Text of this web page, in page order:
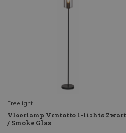
Freelight
Vloerlamp Ventotto 1-lichts Zwart
/ Smoke Glas